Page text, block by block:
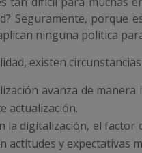
Seguramente, porque
ninguna política
existen
avanza de
actualización.
la digitalización, el
actitudes y expectativas